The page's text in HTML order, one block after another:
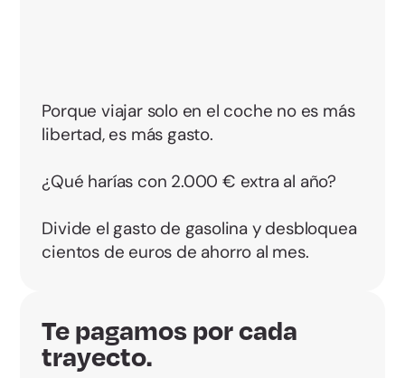
Porque viajar solo en el coche no es más
libertad, es más gasto.
¿Qué harías con 2.000 € extra al año?
Divide el gasto de gasolina y desbloquea
cientos de euros de ahorro al mes.
Te pagamos por cada
trayecto.